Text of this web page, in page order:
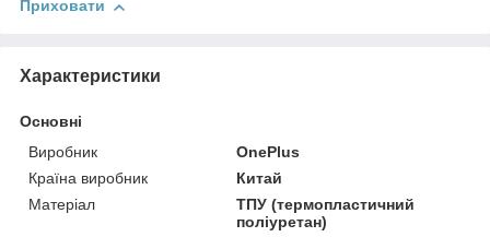
Приховати
Характеристики
Основні
Виробник
OnePlus
Країна виробник
Китай
Матеріал
ТПУ (термопластичний
поліуретан)